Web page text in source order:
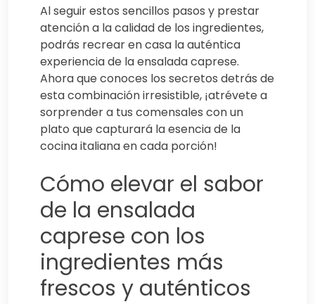
Al seguir estos sencillos pasos y prestar
atención a la calidad de los ingredientes,
podrás recrear en casa la auténtica
experiencia de la ensalada caprese.
Ahora que conoces los secretos detrás de
esta combinación irresistible, ¡atrévete a
sorprender a tus comensales con un
plato que capturará la esencia de la
cocina italiana en cada porción!
Cómo elevar el sabor
de la ensalada
caprese con los
ingredientes más
frescos y auténticos